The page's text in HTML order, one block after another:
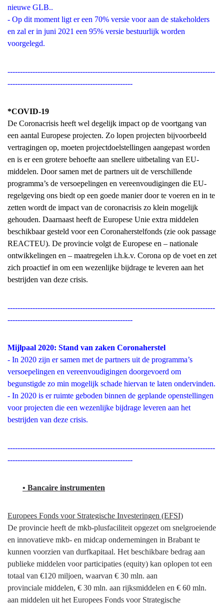
nieuwe GLB..
- Op dit moment ligt er een 70% versie voor aan de stakeholders
en zal er in juni 2021 een 95% versie bestuurlijk worden
voorgelegd.
-----------------------------------------------------------------------------------
--------------------------------------------------
*COVID-19
De Coronacrisis heeft wel degelijk impact op de voortgang van
een aantal Europese projecten. Zo lopen projecten bijvoorbeeld
vertragingen op, moeten projectdoelstellingen aangepast worden
en is er een grotere behoefte aan snellere uitbetaling van EU-
middelen. Door samen met de partners uit de verschillende
programma’s de versoepelingen en vereenvoudigingen die EU-
regelgeving ons biedt op een goede manier door te voeren en in te
zetten wordt de impact van de coronacrisis zo klein mogelijk
gehouden. Daarnaast heeft de Europese Unie extra middelen
beschikbaar gesteld voor een Coronaherstelfonds (zie ook passage
REACTEU). De provincie volgt de Europese en – nationale
ontwikkelingen en – maatregelen i.h.k.v. Corona op de voet en zet
zich proactief in om een wezenlijke bijdrage te leveren aan het
bestrijden van deze crisis.
-----------------------------------------------------------------------------------
--------------------------------------------------
Mijlpaal 2020: Stand van zaken Coronaherstel
- In 2020 zijn er samen met de partners uit de programma’s
versoepelingen en vereenvoudigingen doorgevoerd om
begunstigde zo min mogelijk schade hiervan te laten ondervinden.
- In 2020 is er ruimte geboden binnen de geplande openstellingen
voor projecten die een wezenlijke bijdrage leveren aan het
bestrijden van deze crisis.
-----------------------------------------------------------------------------------
--------------------------------------------------
• Bancaire instrumenten
Europees Fonds voor Strategische Investeringen (EFSI)
De provincie heeft de mkb-plusfaciliteit opgezet om snelgroeiende
en innovatieve mkb- en midcap ondernemingen in Brabant te
kunnen voorzien van durfkapitaal. Het beschikbare bedrag aan
publieke middelen voor participaties (equity) kan oplopen tot een
totaal van €120 miljoen, waarvan € 30 mln. aan
provinciale middelen, € 30 mln. aan rijksmiddelen en € 60 mln.
aan middelen uit het Europees Fonds voor Strategische